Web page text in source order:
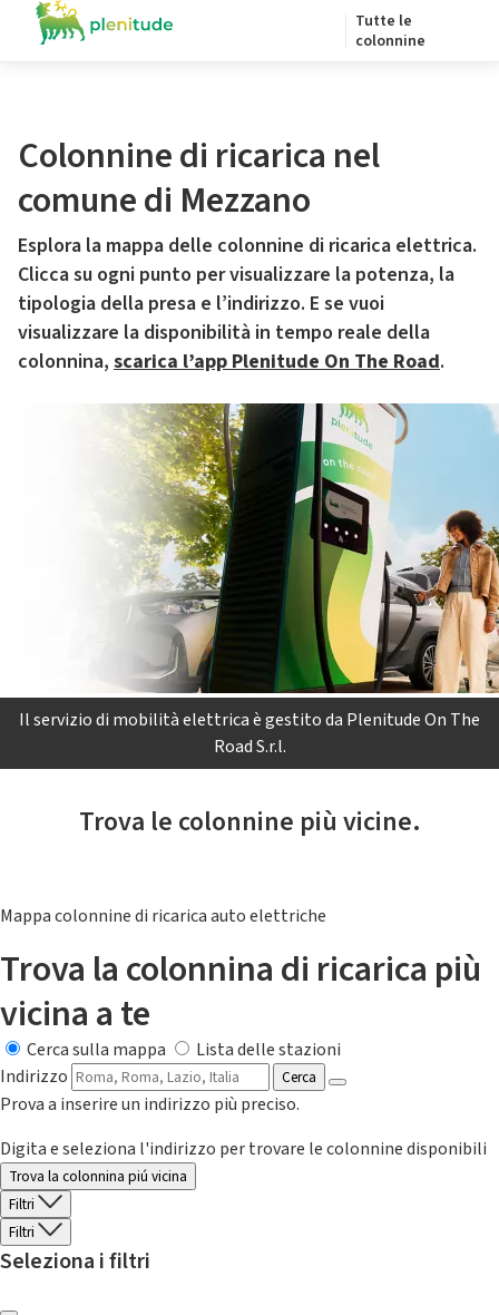
Tutte le
colonnine
Colonnine di ricarica nel
comune di Mezzano
Esplora la mappa delle colonnine di ricarica elettrica.
Clicca su ogni punto per visualizzare la potenza, la
tipologia della presa e l’indirizzo. E se vuoi
visualizzare la disponibilità in tempo reale della
colonnina, scarica l’app Plenitude On The Road.
Il servizio di mobilità elettrica è gestito da Plenitude On The
Road S.r.l.
Trova le colonnine più vicine.
Mappa colonnine di ricarica auto elettriche
Trova la colonnina di ricarica più
vicina a te
Cerca sulla mappa
Lista delle stazioni
Indirizzo
Cerca
Prova a inserire un indirizzo più preciso.
Digita e seleziona l'indirizzo per trovare le colonnine disponibili
Trova la colonnina piú vicina
Filtri
Filtri
Seleziona i filtri